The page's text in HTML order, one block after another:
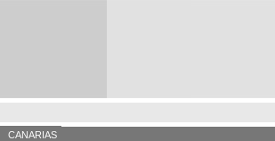
CANARIAS